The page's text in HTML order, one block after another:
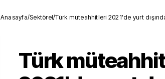
Anasayfa/Sektörel/Türk müteahhitleri 2021'de yurt
Türk